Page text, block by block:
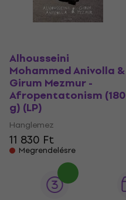
Alhousseini
Mohammed Anivolla &
Girum Mezmur -
Afropentatonism (180
g) (LP)
Hanglemez
11 830 Ft
Megrendelésre